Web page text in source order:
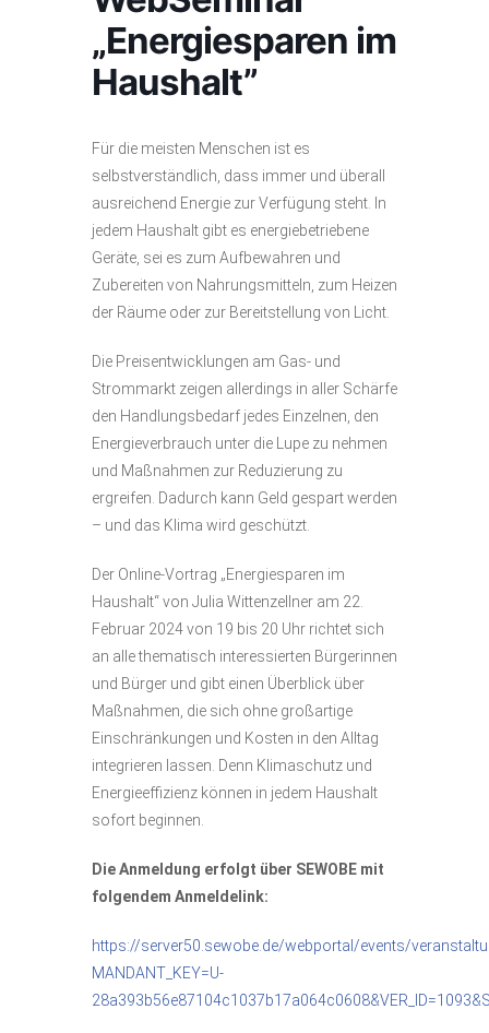
„Energiesparen im
Haushalt”
Für die meisten Menschen ist es
selbstverständlich, dass immer und überall
ausreichend Energie zur Verfügung steht. In
jedem Haushalt gibt es energiebetriebene
Geräte, sei es zum Aufbewahren und
Zubereiten von Nahrungsmitteln, zum Heizen
der Räume oder zur Bereitstellung von Licht.
Die Preisentwicklungen am Gas- und
Strommarkt zeigen allerdings in aller Schärfe
den Handlungsbedarf jedes Einzelnen, den
Energieverbrauch unter die Lupe zu nehmen
und Maßnahmen zur Reduzierung zu
ergreifen. Dadurch kann Geld gespart werden
– und das Klima wird geschützt.
Der Online-Vortrag „Energiesparen im
Haushalt“ von Julia Wittenzellner am 22.
Februar 2024 von 19 bis 20 Uhr richtet sich
an alle thematisch interessierten Bürgerinnen
und Bürger und gibt einen Überblick über
Maßnahmen, die sich ohne großartige
Einschränkungen und Kosten in den Alltag
integrieren lassen. Denn Klimaschutz und
Energieeffizienz können in jedem Haushalt
sofort beginnen.
Die Anmeldung erfolgt über SEWOBE mit
folgendem Anmeldelink:
https://server50.sewobe.de/webportal/events/
MANDANT_KEY=U-